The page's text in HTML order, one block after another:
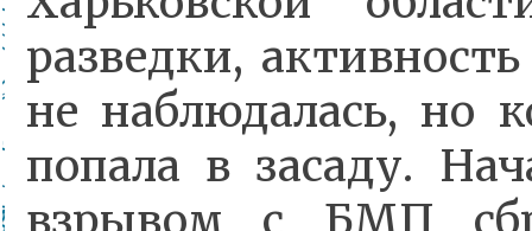
разведки,
не наблюдалась, но
попала в засаду.